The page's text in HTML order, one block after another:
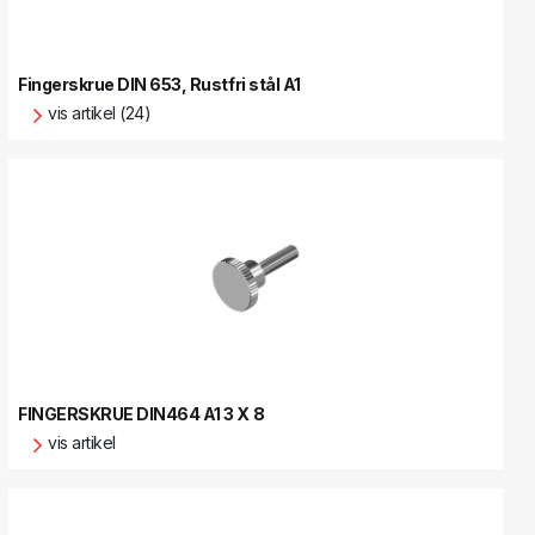
Fingerskrue DIN 653, Rustfri stål A1
vis artikel (24)
FINGERSKRUE DIN464 A1 3 X 8
vis artikel